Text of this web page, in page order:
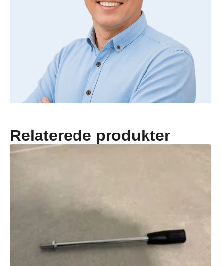
Relaterede produkter